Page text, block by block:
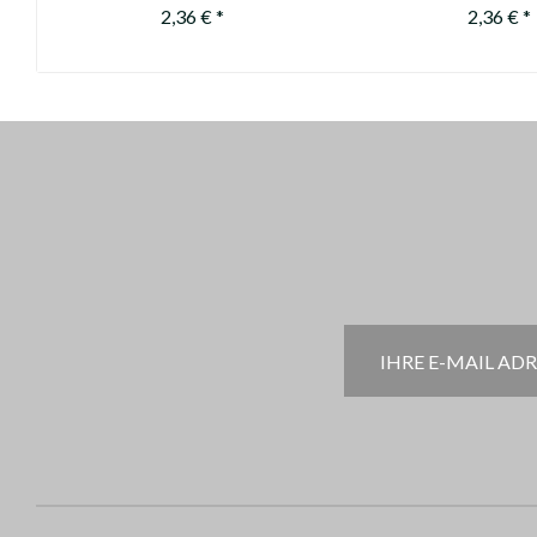
2,36 € *
durch2,36 € *